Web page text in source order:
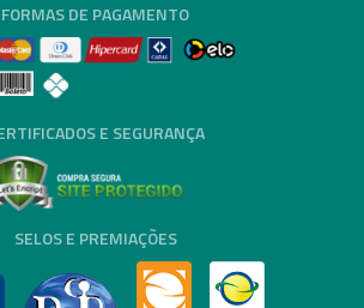
FORMAS DE PAGAMENTO
E SEGURANÇA
SELOS E PREMIAÇÕES